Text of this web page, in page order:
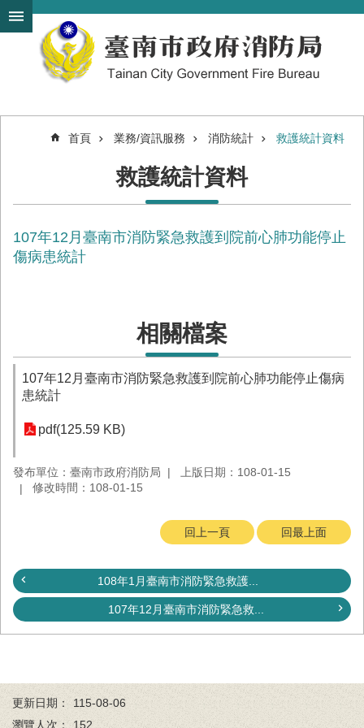
跳到主要內容區塊
搜
尋
進
介
訊
息
服
務
業
資
服
務
導
民
力
園
接
受
贈
首頁 業務/資訊服務 消防統計 救護統計資料
救護統計資料
107年12月臺南市消防緊急救護到院前心肺功能停止
傷病患統計
相關檔案
107年12月臺南市消防緊急救護到院前心肺功能停止傷病
患統計
pdf(125.59 KB)
發布單位：臺南市政府消防局
上版日期：108-01-15
修改時間：108-01-15
回上一頁 回最上面
108年1月臺南市消防緊急救護...
107年12月臺南市消防緊急救...
更新日期：
115-08-06
瀏覽人次：
152